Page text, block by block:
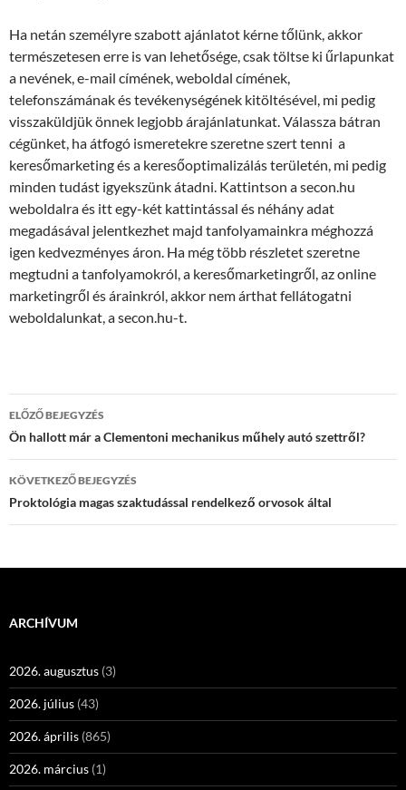
Ha netán személyre szabott ajánlatot kérne tőlünk, akkor
természetesen erre is van lehetősége, csak töltse ki űrlapunkat
a nevének, e-mail címének, weboldal címének,
telefonszámának és tevékenységének kitöltésével, mi pedig
visszaküldjük önnek legjobb árajánlatunkat. Válassza bátran
cégünket, ha átfogó ismeretekre szeretne szert tenni a
keresőmarketing és a keresőoptimalizálás területén, mi pedig
minden tudást igyekszünk átadni. Kattintson a secon.hu
weboldalra és itt egy-két kattintással és néhány adat
megadásával jelentkezhet majd tanfolyamainkra méghozzá
igen kedvezményes áron. Ha még több részletet szeretne
megtudni a tanfolyamokról, a keresőmarketingről, az online
marketingről és árainkról, akkor nem árthat fellátogatni
weboldalunkat, a secon.hu-t.
Bejegyzés
navigáció
ELŐZŐ BEJEGYZÉS
Ön hallott már a Clementoni mechanikus műhely autó szettről?
KÖVETKEZŐ BEJEGYZÉS
Proktológia magas szaktudással rendelkező orvosok által
ARCHÍVUM
2026. augusztus (3)
2026. július (43)
2026. április (865)
2026. március (1)